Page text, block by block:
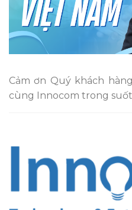
Cảm ơn Quý khách
cùng Innocom trong